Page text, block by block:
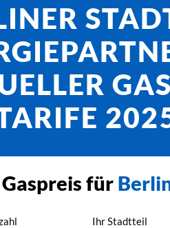
Gaspreis für
Ihr Stadtteil